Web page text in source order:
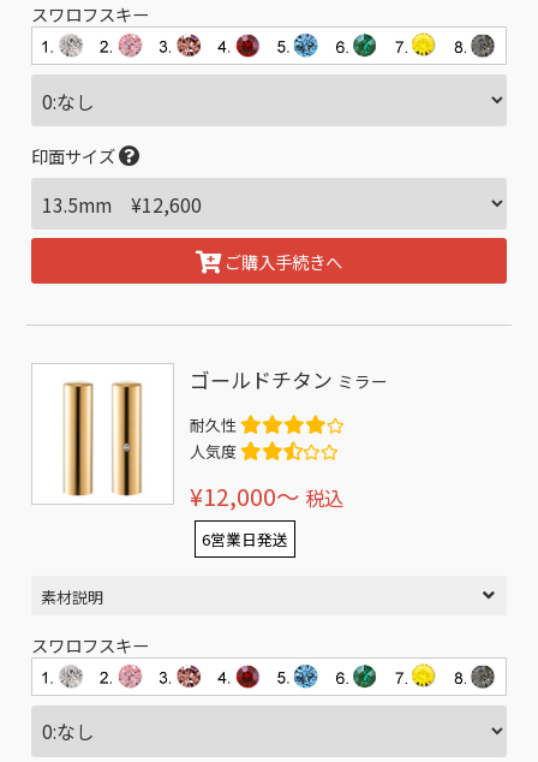
スワロフスキー
印面サイズ
ご購入手続きへ
ゴールドチタン ミラー
耐久性
人気度
¥12,000〜 税込
6営業日発送
素材説明
スワロフスキー